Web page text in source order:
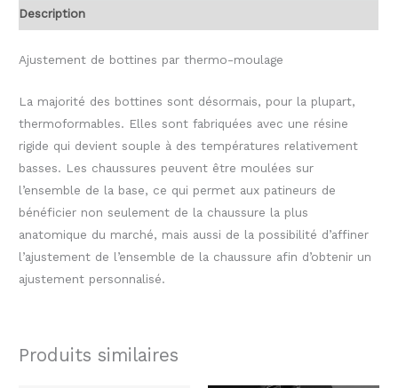
Description
Ajustement de bottines par thermo-moulage
La majorité des bottines sont désormais, pour la plupart,
thermoformables. Elles sont fabriquées avec une résine
rigide qui devient souple à des températures relativement
basses. Les chaussures peuvent être moulées sur
l’ensemble de la base, ce qui permet aux patineurs de
bénéficier non seulement de la chaussure la plus
anatomique du marché, mais aussi de la possibilité d’affiner
l’ajustement de l’ensemble de la chaussure afin d’obtenir un
ajustement personnalisé.
Produits similaires